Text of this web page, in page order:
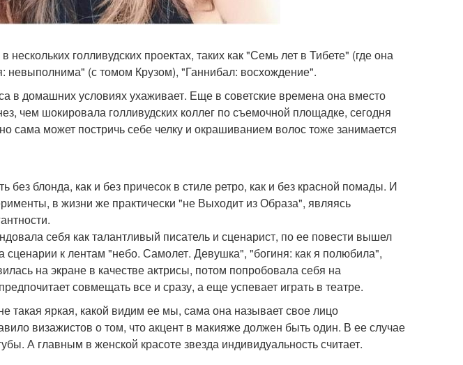
голливудских проектах, таких как "Семь лет в Тибете" (где она
невыполнима" (с томом Крузом), "Ганнибал: восхождение".
в домашних условиях ухаживает. Еще в советские времена она вместо
чем шокировала голливудских коллег по съемочной площадке, сегодня
сама может постричь себе челку и окрашиванием волос тоже занимается
без блонда, как и без причесок в стиле ретро, как и без красной помады. И
в жизни же практически "не Выходит из Образа", являясь
себя как талантливый писатель и сценарист, по ее повести вышел
к лентам "небо. Самолет. Девушка", "богиня: как я полюбила",
на экране в качестве актрисы, потом попробовала себя на
совмещать все и сразу, а еще успевает играть в театре.
такая яркая, какой видим ее мы, сама она называет свое лицо
визажистов о том, что акцент в макияже должен быть один. В ее случае
А главным в женской красоте звезда индивидуальность считает.